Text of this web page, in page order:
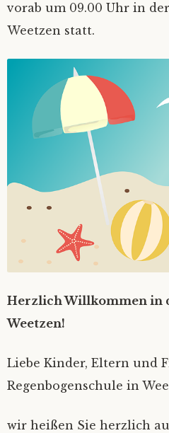
vorab um 09.00 Uhr in
Weetzen statt.
Herzlich Willkommen in
Weetzen!
Liebe Kinder, Eltern und
Regenbogenschule in
wir heißen Sie herzlich